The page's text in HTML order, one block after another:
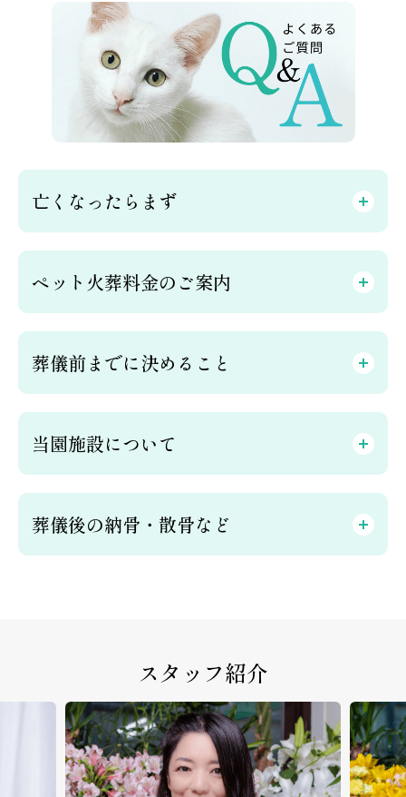
亡くなったらまず
ペット火葬料金のご案内
葬儀前までに決めること
当園施設について
葬儀後の納骨・散骨など
スタッフ紹介